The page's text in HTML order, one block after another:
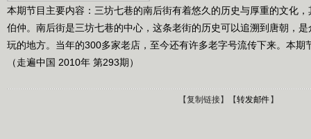
本期节目主要内容：三坊七巷的南后街有着悠久的历史与厚重的文化
伯仲。南后街是三坊七巷的中心，这条老街的历史可以追溯到唐朝，
玩的地方。当年的300多家老店，至今还有许多老字号流传下来。本期
（走遍中国 2010年 第293期）
【复制链接】【转发邮件】